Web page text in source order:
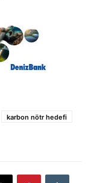
karbon nötr hedefi